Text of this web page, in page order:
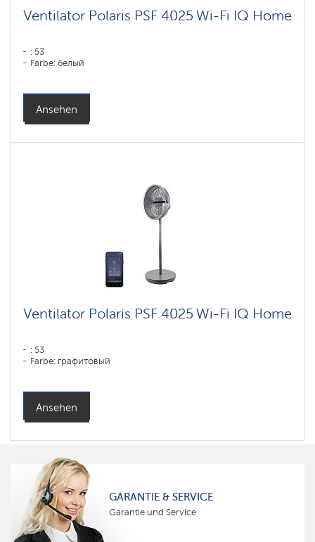
Ventilator Polaris PSF 4025 Wi-Fi IQ Home
: 53
Farbe: белый
Ansehen
Ventilator Polaris PSF 4025 Wi-Fi IQ Home
: 53
Farbe: графитовый
Ansehen
GARANTIE & SERVICE
Garantie und Service